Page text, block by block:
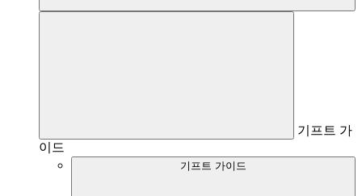
기프트 가
이드
기프트 가이드